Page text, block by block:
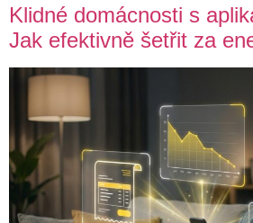
Klidné domácnosti s
Jak efektivně šetřit za